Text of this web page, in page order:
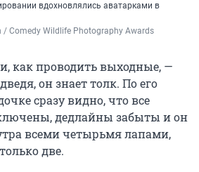
вдохновлялись аватарками в
/ Comedy Wildlife Photography Awards
как проводить выходные, —
он знает толк. По его
сразу видно, что все
дедлайны забыты и он
всеми четырьмя лапами,
две.